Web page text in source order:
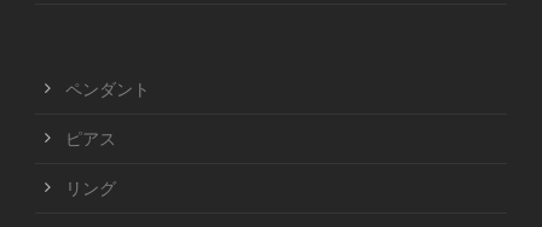
ペンダント
ピアス
リング